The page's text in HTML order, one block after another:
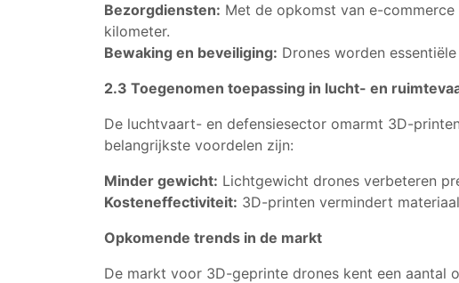
Bezorgdiensten: Met de opkomst van e-
kilometer.
Bewaking en beveiliging: Drones worden
2.3 Toegenomen toepassing in lucht- en
De luchtvaart- en defensiesector omarmt 3D-
belangrijkste voordelen zijn:
Minder gewicht: Lichtgewicht drones verbeteren
Kosteneffectiviteit: 3D-printen vermindert
Opkomende trends in de markt
De markt voor 3D-geprinte drones kent een aantal